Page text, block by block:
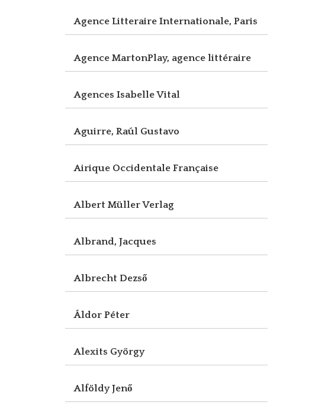
Agence Litteraire Internationale, Paris
Agence MartonPlay, agence littéraire
Agences Isabelle Vital
Aguirre, Raúl Gustavo
Airique Occidentale Française
Albert Müller Verlag
Albrand, Jacques
Albrecht Dezső
Áldor Péter
Alexits György
Alföldy Jenő